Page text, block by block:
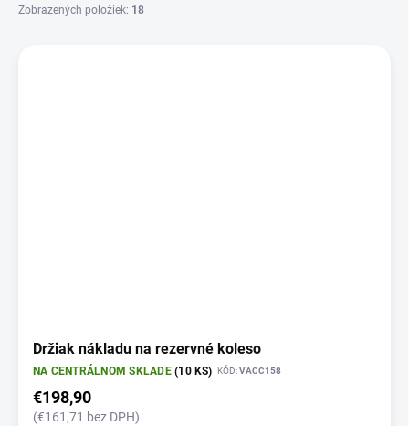
Zobrazených položiek: 18
Držiak nákladu na rezervné koleso
NA CENTRÁLNOM SKLADE(10 KS) KÓD:VACC158
€198,90
(€161,71 bez DPH)